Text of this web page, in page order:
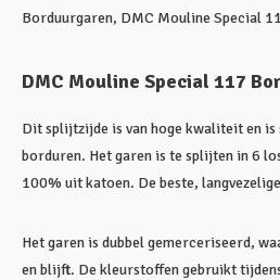
Borduurgaren, DMC Mouline Special
DMC Mouline Special 117
Dit splijtzijde is van hoge kwaliteit en
borduren. Het garen is te splijten in 6
100% uit katoen. De beste,
Het garen is dubbel gemerceriseerd,
en blijft. De kleurstoffen gebruikt